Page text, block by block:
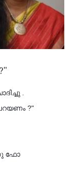
.
?"
ഫോ